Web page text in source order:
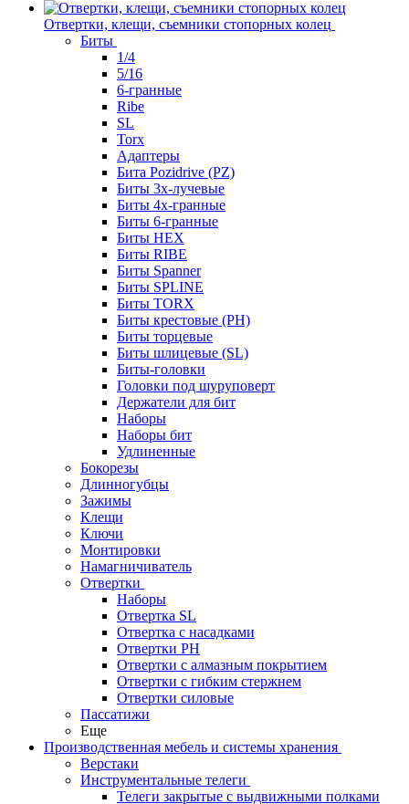
Отвертки, клещи, съемники стопорных колец
Биты
1/4
5/16
6-гранные
Ribe
SL
Torx
Адаптеры
Бита Pozidrive (PZ)
Биты 3х-лучевые
Биты 4х-гранные
Биты 6-гранные
Биты HEX
Биты RIBE
Биты Spanner
Биты SPLINE
Биты TORX
Биты крестовые (PH)
Биты торцевые
Биты шлицевые (SL)
Биты-головки
Головки под шуруповерт
Держатели для бит
Наборы
Наборы бит
Удлиненные
Бокорезы
Длинногубцы
Зажимы
Клещи
Ключи
Монтировки
Намагничиватель
Отвертки
Наборы
Отвертка SL
Отвертка с насадками
Отвертки PH
Отвертки с алмазным покрытием
Отвертки с гибким стержнем
Отвертки силовые
Пассатижи
Еще
Производственная мебель и системы хранения
Верстаки
Инструментальные телеги
Телеги закрытые с выдвижными полками